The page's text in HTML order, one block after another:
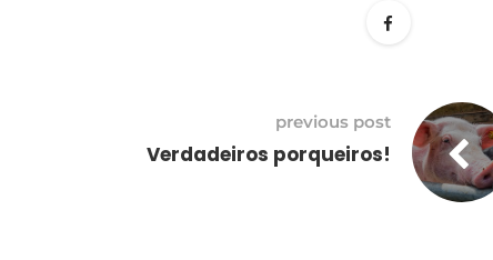
previous post
Verdadeiros porqueiros!